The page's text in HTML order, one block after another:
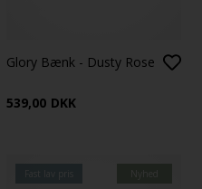
Glory Bænk - Dusty Rose
539,00 DKK